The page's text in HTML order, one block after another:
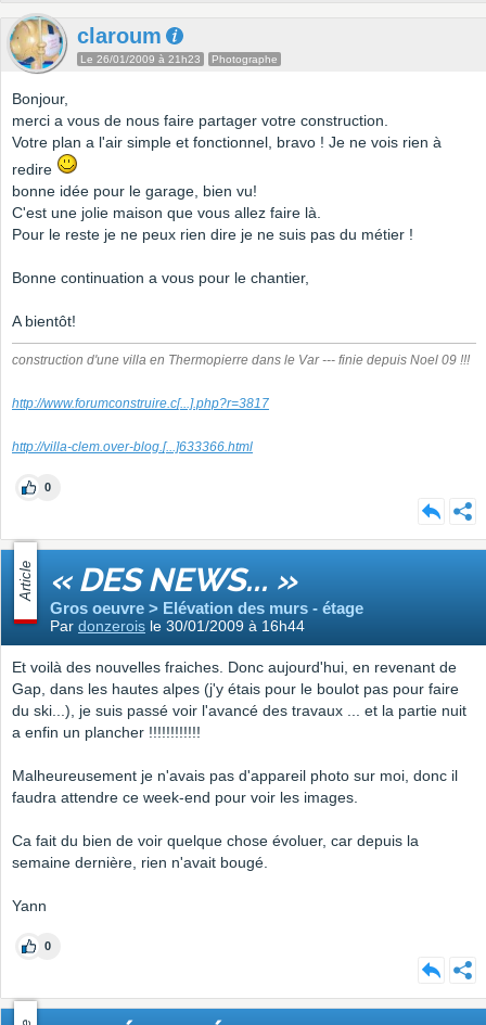
claroum
Le 26/01/2009 à 21h23 Photographe
Bonjour,
merci a vous de nous faire partager votre construction.
Votre plan a l'air simple et fonctionnel, bravo ! Je ne vois rien à
redire
bonne idée pour le garage, bien vu!
C'est une jolie maison que vous allez faire là.
Pour le reste je ne peux rien dire je ne suis pas du métier !
Bonne continuation a vous pour le chantier,
A bientôt!
construction d'une villa en Thermopierre dans le Var --- finie depuis Noel 09 !!!
http://www.forumconstruire.c[...].php?r=3817
http://villa-clem.over-blog.[...]633366.html
0
Article « DES NEWS... »
Gros oeuvre > Elévation des murs - étage
Par donzerois le 30/01/2009 à 16h44
Et voilà des nouvelles fraiches. Donc aujourd'hui, en revenant de
Gap, dans les hautes alpes (j'y étais pour le boulot pas pour faire
du ski...), je suis passé voir l'avancé des travaux ... et la partie nuit
a enfin un plancher !!!!!!!!!!!!
Malheureusement je n'avais pas d'appareil photo sur moi, donc il
faudra attendre ce week-end pour voir les images.
Ca fait du bien de voir quelque chose évoluer, car depuis la
semaine dernière, rien n'avait bougé.
Yann
0